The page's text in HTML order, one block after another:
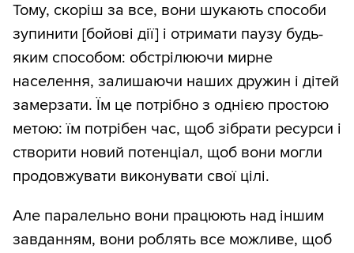
Тому, скоріш за все, вони шукають способи
зупинити [бойові дії] і отримати паузу будь-
яким способом: обстрілюючи мирне
населення, залишаючи наших дружин і дітей
замерзати. Їм це потрібно з однією простою
метою: їм потрібен час, щоб зібрати ресурси і
створити новий потенціал, щоб вони могли
продовжувати виконувати свої цілі.
Але паралельно вони працюють над іншим
завданням, вони роблять все можливе, щоб